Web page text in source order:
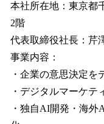
本社所在地：東京都
2階
代表取締役社長：芹
事業内容：
・企業の意思決定
・デジタルマーケテ
・独自AI開発・海